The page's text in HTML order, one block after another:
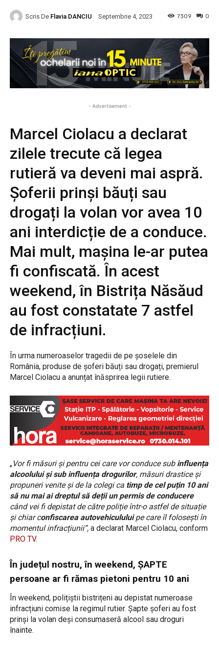
Scris De Flavia DANCIU Septembrie 4, 2023 0
7309
- Advertisement -
Marcel Ciolacu a declarat
zilele trecute că legea
rutieră va deveni mai aspră.
Șoferii prinși băuți sau
drogați la volan vor avea 10
ani interdicție de a conduce.
Mai mult, mașina le-ar putea
fi confiscată. În acest
weekend, în Bistrița Năsăud
au fost constatate 7 astfel
de infracțiuni.
În urma numeroaselor tragedii de pe șoselele din
România, produse de șoferi băuți sau drogați, premierul
Marcel Ciolacu a anunțat înăsprirea legii rutiere.
„Vor fi măsuri și pentru cei care vor conduce sub influența
alcoolului și sub influența drogurilor, măsuri drastice și
propuneri venite și de la colegi ca timp de cel puțin 10 ani
să nu mai ai dreptul să deții un permis de conducere
când vei fi depistat de către poliție într-o astfel de situație
și chiar confiscarea autovehicululuipe care îl folosești în
momentul infracțiunii”, a declarat Marcel Ciolacu, conform
PRO TV.
În județul nostru, în weekend, ȘAPTE
persoane ar fi rămas pietoni pentru 10 ani
În weekend, polițiștii bistrițeni au depistat numeroase
infracțiuni comise la regimul rutier. Șapte șoferi au fost
prinși la volan deși consumaseră alcool sau droguri
înainte.